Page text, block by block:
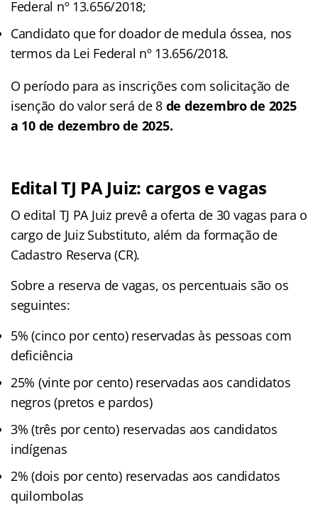
Federal nº 13.656/2018;
Candidato que for doador de medula óssea, nos
termos da Lei Federal nº 13.656/2018.
O período para as inscrições com solicitação de
isenção do valor será de 8de dezembro de 2025
a 10 de dezembro de 2025.
Edital TJ PA Juiz: cargos e vagas
O edital TJ PA Juiz prevê a oferta de 30 vagas para o
cargo de Juiz Substituto, além da formação de
Cadastro Reserva (CR).
Sobre a reserva de vagas, os percentuais são os
seguintes:
5% (cinco por cento) reservadas às pessoas com
deficiência
25% (vinte por cento) reservadas aos candidatos
negros (pretos e pardos)
3% (três por cento) reservadas aos candidatos
indígenas
2% (dois por cento) reservadas aos candidatos
quilombolas